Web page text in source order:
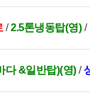
/2.5톤냉동탑(영)/
다 &일반탑)(영)/